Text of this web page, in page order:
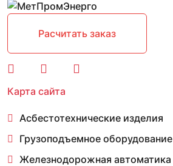
Расчитать заказ
Карта сайта
Асбестотехнические изделия
Грузоподъемное оборудование
Железнодорожная автоматика